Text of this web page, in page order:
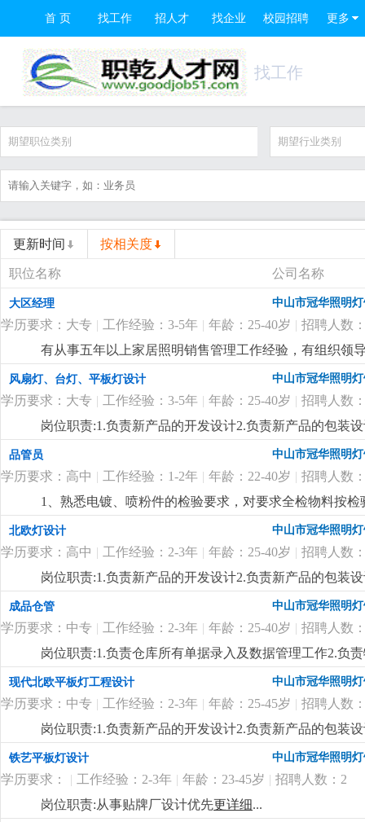
首 页 找工作 招人才 找企业 校园招聘 更多
找工作
期望职位类别 期望行业类别
更新时间 按相关度
职位名称 公司名称
大区经理 中山市冠华照明
学历要求：大专 | 工作经验：3-5年 | 年龄：25-40岁 | 招聘人数
有从事五年以上家居照明销售管理工作经验，有组织领
排，熟悉当地市场。更详细...
风扇灯、台灯、平板灯设计 中山市冠华照明
学历要求：大专 | 工作经验：3-5年 | 年龄：25-40岁 | 招聘人数
岗位职责:1.负责新产品的开发设计2.负责新产品的包装
制定新产品的工艺流程岗位要求:1.大专以上学历，产品
功底3.有二年灯饰行业灯饰产品设计工作经验4.有欧、
品管员 中山市冠华照明
学历要求：高中 | 工作经验：1-2年 | 年龄：22-40岁 | 招聘人数
1、熟悉电镀、喷粉件的检验要求，对要求全检物料按
良品贴不合格标通知仓库退供应商。 3、能看懂产品结
4、对所检验的产品能及时按公司要求填写检验报告，
北欧灯设计 中山市冠华照明
学历要求：高中 | 工作经验：2-3年 | 年龄：25-40岁 | 招聘人数
岗位职责:1.负责新产品的开发设计2.负责新产品的包装
制定新产品的工艺流程岗位要求:1.高中以上学历，产品
功底3.有二年灯饰行业灯饰产品设计工作经验4.有北欧
七八（余先生）更详细...
成品仓管 中山市冠华照明
学历要求：中专 | 工作经验：2-3年 | 年龄：25-40岁 | 招聘人数
岗位职责:1.负责仓库所有单据录入及数据管理工作2.负
上学历，25-40岁2.对数据敏感，有责任心3.一年以上仓
现代北欧平板灯工程设计 中山市冠华照明
学历要求：中专 | 工作经验：2-3年 | 年龄：25-45岁 | 招聘人数
岗位职责:1.负责新产品的开发设计2.负责新产品的包装
制定新产品的工艺流程岗位要求:1.中专以上学历，产品
功底3.有二年灯饰行业灯饰产品设计工作经验4.有欧、
铁艺平板灯设计 中山市冠华照明
学历要求： | 工作经验：2-3年 | 年龄：23-45岁 | 招聘人数：2
岗位职责:从事贴牌厂设计优先更详细...